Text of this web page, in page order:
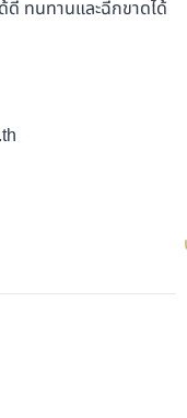
ดี ทนทานและฉีกขาดได้